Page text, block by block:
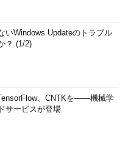
いWindows Updateのトラブル
？ (1/2)
、CNTKを――機械学
サービスが登場